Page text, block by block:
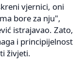
vjernici, oni
bore za nju",
istrajavao. Zato,
i principijelnost
živjeti.